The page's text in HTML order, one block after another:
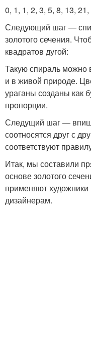
0, 1, 1, 2, 3, 5, 8, 13,
Следующий шаг —
золотого сечения.
квадратов дугой:
Такую спираль можно
и в живой природе.
ураганы созданы как
пропорции.
Следущий шаг —
соотносятся друг с
соответствуют
Итак, мы составили
основе золотого
применяют
дизайнерам.